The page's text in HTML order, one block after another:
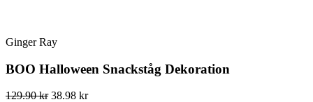
Ginger Ray
BOO Halloween Snackståg Dekoration
129.90 kr38.98 kr